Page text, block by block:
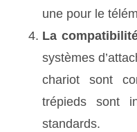
une pour le
La
systèmes
chariot sont
trépieds sont
standards.